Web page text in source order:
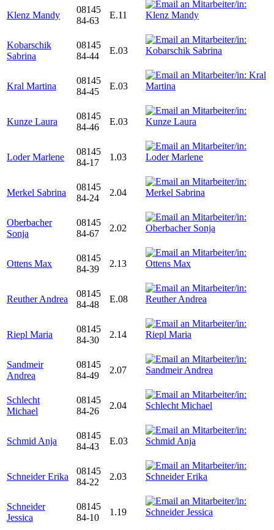
Klenz Mandy
08145
84-63
E.11
Kobarschik
Sabrina
08145
84-44
E.03
Kral Martina
08145
84-45
E.03
Kunze Laura
08145
84-46
E.03
Loder Marlene
08145
84-17
1.03
Merkel Sabrina
08145
84-24
2.04
Oberbacher
Sonja
08145
84-67
2.02
Ottens Max
08145
84-39
2.13
Reuther Andrea
08145
84-48
E.08
Riepl Maria
08145
84-30
2.14
Sandmeir
Andrea
08145
84-49
2.07
Schlecht
Michael
08145
84-26
2.04
Schmid Anja
08145
84-43
E.03
Schneider Erika
08145
84-22
2.03
Schneider
Jessica
08145
84-10
1.19